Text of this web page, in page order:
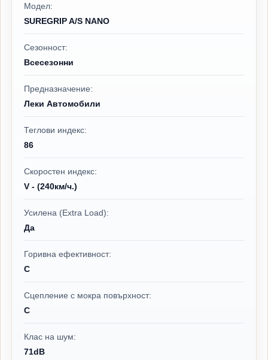
Модел:
SUREGRIP A/S NANO
Сезонност:
Всесезонни
Предназначение:
Леки Автомобили
Теглови индекс:
86
Скоростен индекс:
V - (240км/ч.)
Усилена (Extra Load):
Да
Горивна ефективност:
C
Сцепление с мокра повърхност:
C
Клас на шум:
71dB